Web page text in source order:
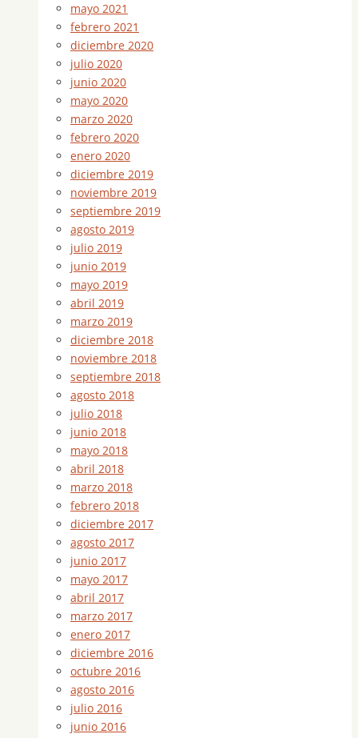
mayo 2021
febrero 2021
diciembre 2020
julio 2020
junio 2020
mayo 2020
marzo 2020
febrero 2020
enero 2020
diciembre 2019
noviembre 2019
septiembre 2019
agosto 2019
julio 2019
junio 2019
mayo 2019
abril 2019
marzo 2019
diciembre 2018
noviembre 2018
septiembre 2018
agosto 2018
julio 2018
junio 2018
mayo 2018
abril 2018
marzo 2018
febrero 2018
diciembre 2017
agosto 2017
junio 2017
mayo 2017
abril 2017
marzo 2017
enero 2017
diciembre 2016
octubre 2016
agosto 2016
julio 2016
junio 2016